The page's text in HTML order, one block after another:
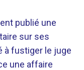
publié une
sur ses
à fustiger le juge
une affaire